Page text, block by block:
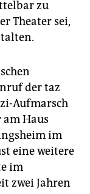
zu
Theater sei,
der taz
Aufmarsch
am Haus
im
eine weitere
im
zwei Jahren